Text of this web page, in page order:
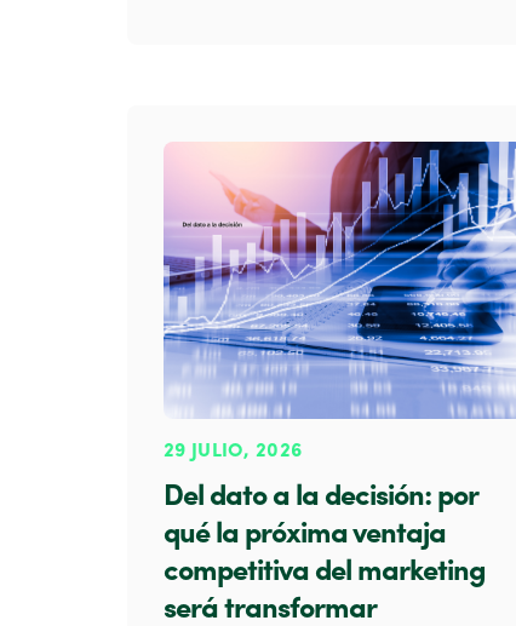
29 JULIO, 2026
Del dato a la decisión: por
qué la próxima ventaja
competitiva del marketing
será transformar